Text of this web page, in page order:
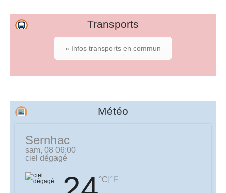
Transports
» Infos transports en commun
Météo
Sernhac
sam, 08 06:00
ciel dégagé
°C °F